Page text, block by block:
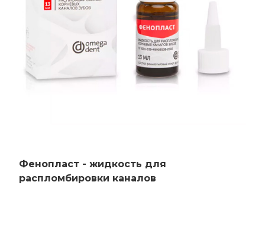
Фенопласт - жидкость для
распломбировки каналов